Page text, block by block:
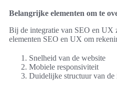
Belangrijke elementen om te
Bij de integratie van SEO en UX
elementen SEO en UX om
Snelheid van de website
Mobiele responsiviteit
Duidelijke structuur van de